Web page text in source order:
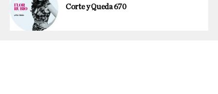
Corte y Queda 670